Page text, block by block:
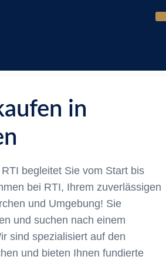
in
begleitet Sie vom Start bis
bei RTI, Ihrem zuverlässigen
und Umgebung! Sie
und suchen nach einem
sind spezialisiert auf den
und bieten Ihnen fundierte